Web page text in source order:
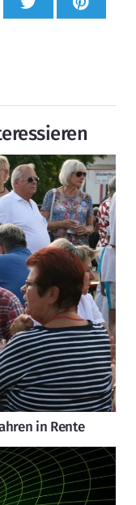
in Rente